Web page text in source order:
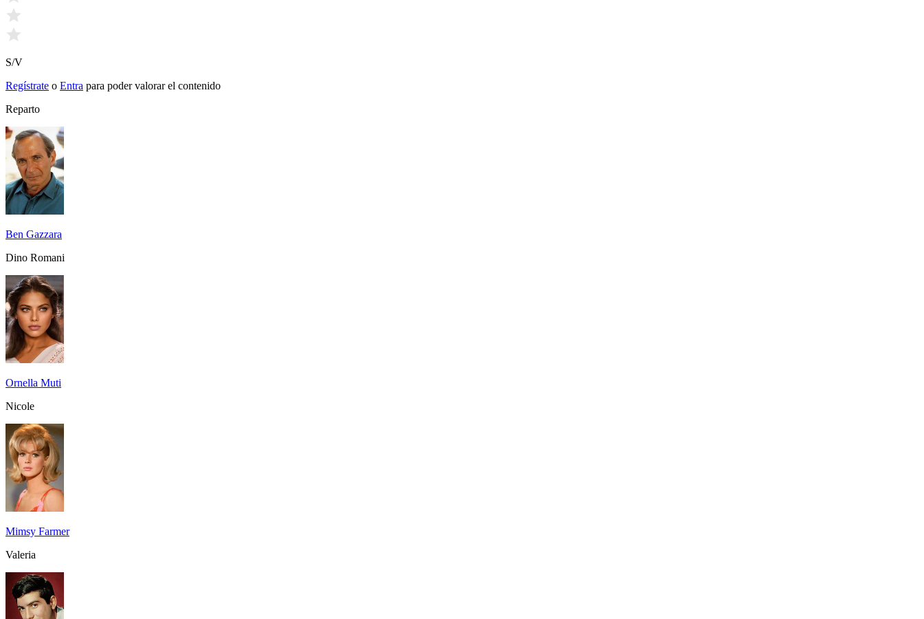
S/V
Regístrate o Entra para poder valorar el contenido
Reparto
Ben Gazzara
Dino Romani
Ornella Muti
Nicole
Mimsy Farmer
Valeria